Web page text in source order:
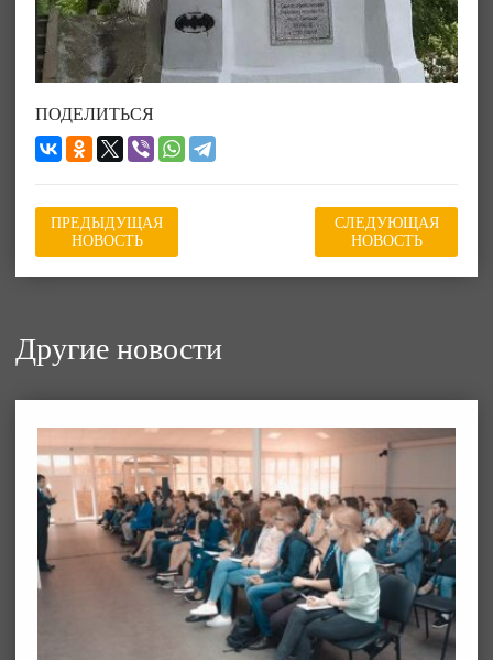
ПОДЕЛИТЬСЯ
ПРЕДЫДУЩАЯ
НОВОСТЬ
СЛЕДУЮЩАЯ
НОВОСТЬ
Другие новости